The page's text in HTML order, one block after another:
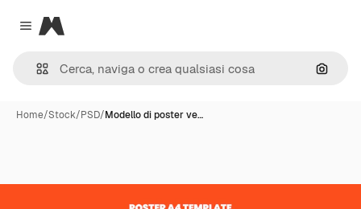
Close menu
Magnific
Cerca
Home/Stock/PSD/Modello di poster ve…